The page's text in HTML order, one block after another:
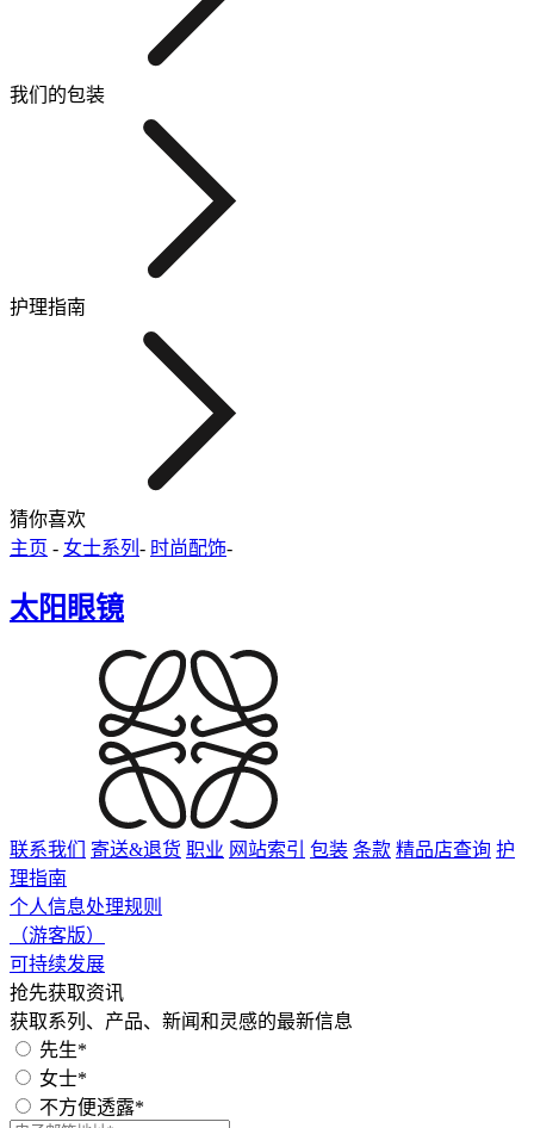
我们的包装
护理指南
猜你喜欢
主页 - 女士系列 - 时尚配饰-
太阳眼镜
联系我们 寄送&退货 职业 网站索引 包装 条款 精品店查询 护
理指南
个人信息处理规则
（游客版）
可持续发展
抢先获取资讯
获取系列、产品、新闻和灵感的最新信息
先生*
女士*
不方便透露*